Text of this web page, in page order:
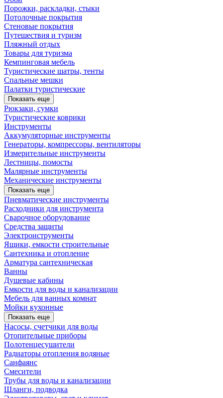
Порожки, раскладки, стыки
Потолочные покрытия
Стеновые покрытия
Путешествия и туризм
Пляжный отдых
Товары для туризма
Кемпинговая мебель
Туристические шатры, тенты
Спальные мешки
Палатки туристические
Показать еще
Рюкзаки, сумки
Туристические коврики
Инструменты
Аккумуляторные инструменты
Генераторы, компрессоры, вентиляторы
Измерительные инструменты
Лестницы, помосты
Малярные инструменты
Механические инструменты
Показать еще
Пневматические инструменты
Расходники для инструмента
Сварочное оборудование
Средства защиты
Электроиструменты
Ящики, емкости строительные
Сантехника и отопление
Арматура сантехническая
Ванны
Душевые кабины
Емкости для воды и канализации
Мебель для ванных комнат
Мойки кухонные
Показать еще
Насосы, счетчики для воды
Отопительные приборы
Полотенцесушители
Радиаторы отопления водяные
Санфаянс
Смесители
Трубы для воды и канализации
Шланги, подводка